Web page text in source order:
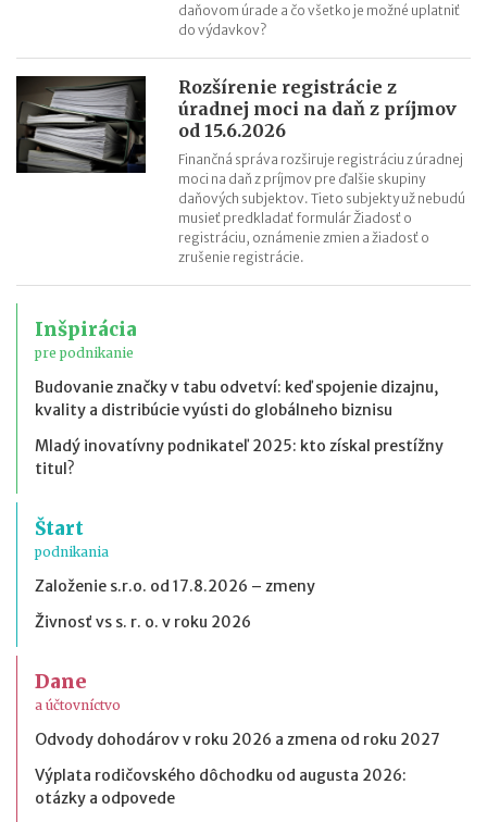
daňovom úrade a čo všetko je možné uplatniť
do výdavkov?
Rozšírenie registrácie z
úradnej moci na daň z príjmov
od 15.6.2026
Finančná správa rozširuje registráciu z úradnej
moci na daň z príjmov pre ďalšie skupiny
daňových subjektov. Tieto subjekty už nebudú
musieť predkladať formulár Žiadosť o
registráciu, oznámenie zmien a žiadosť o
zrušenie registrácie.
Inšpirácia
pre podnikanie
Budovanie značky v tabu odvetví: keď spojenie dizajnu,
kvality a distribúcie vyústi do globálneho biznisu
Mladý inovatívny podnikateľ 2025: kto získal prestížny
titul?
Štart
podnikania
Založenie s.r.o. od 17.8.2026 – zmeny
Živnosť vs s. r. o. v roku 2026
Dane
a účtovníctvo
Odvody dohodárov v roku 2026 a zmena od roku 2027
Výplata rodičovského dôchodku od augusta 2026:
otázky a odpovede